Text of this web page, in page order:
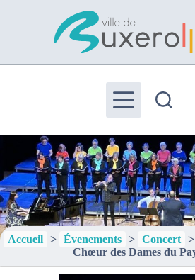
Accueil > Évenements > Concert >
Chœur des Dames du